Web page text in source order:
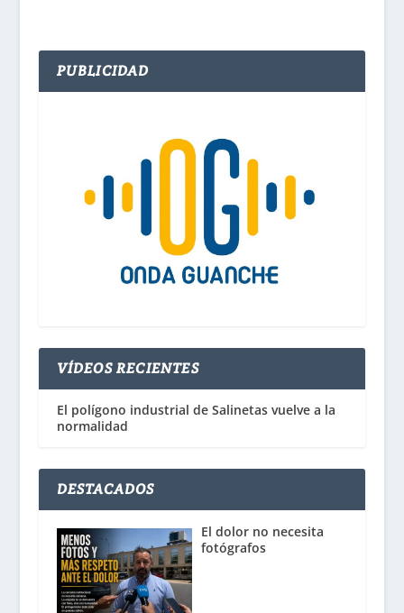
PUBLICIDAD
VÍDEOS RECIENTES
El polígono industrial de Salinetas vuelve a la
normalidad
DESTACADOS
El dolor no necesita
fotógrafos